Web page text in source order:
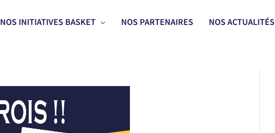
NOS INITIATIVES BASKET NOS PARTENAIRES NOS ACTUALITÉS